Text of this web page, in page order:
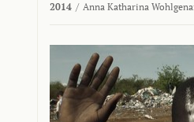
2014 / Anna Katharina